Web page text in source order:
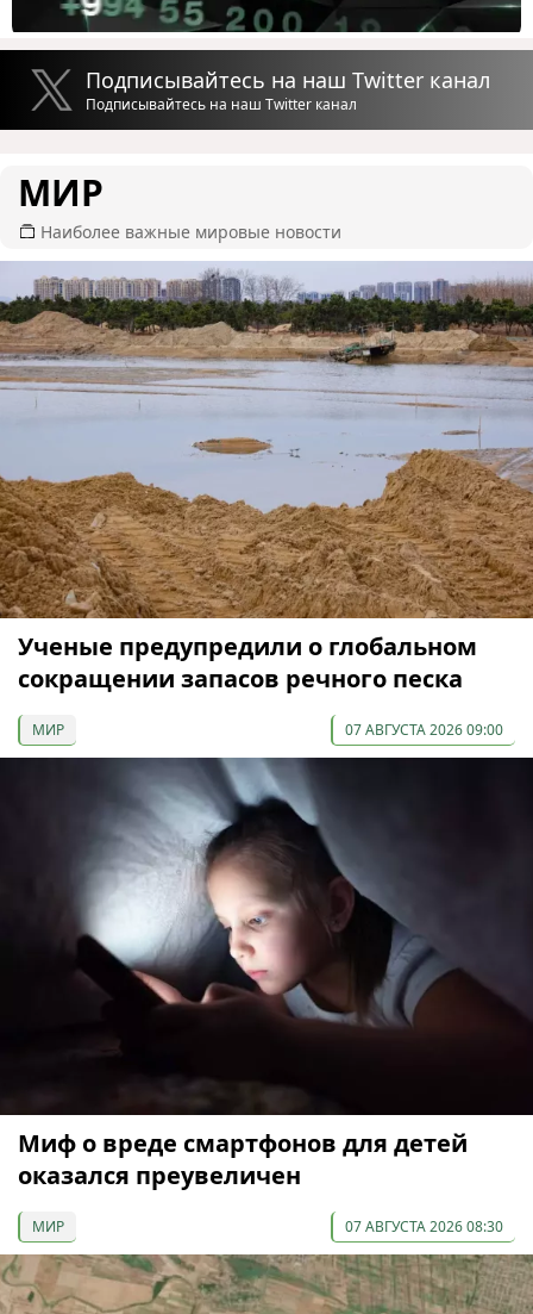
Подписывайтесь на наш Twitter канал
Подписывайтесь на наш Twitter канал
МИР
Наиболее важные мировые новости
Ученые предупредили о глобальном
сокращении запасов речного песка
МИР 07 АВГУСТА 2026 09:00
Миф о вреде смартфонов для детей
оказался преувеличен
МИР 07 АВГУСТА 2026 08:30